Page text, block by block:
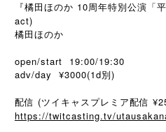
『橘田ほのか 10周年特別公演「
act)
橘田ほのか
open/start 19:00/19:30
adv/day ¥3000(1d別)
配信 (ツイキャスプレミア配信
https://twitcasting.tv/